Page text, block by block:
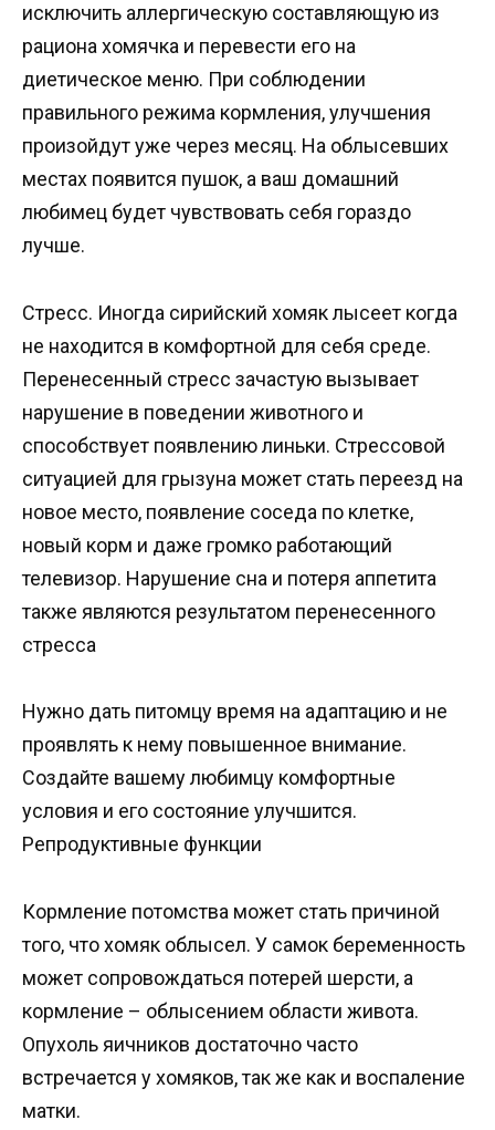
исключить аллергическую составляющую из
рациона хомячка и перевести его на
диетическое меню. При соблюдении
правильного режима кормления, улучшения
произойдут уже через месяц. На облысевших
местах появится пушок, а ваш домашний
любимец будет чувствовать себя гораздо
лучше.
Стресс. Иногда сирийский хомяк лысеет когда
не находится в комфортной для себя среде.
Перенесенный стресс зачастую вызывает
нарушение в поведении животного и
способствует появлению линьки. Стрессовой
ситуацией для грызуна может стать переезд на
новое место, появление соседа по клетке,
новый корм и даже громко работающий
телевизор. Нарушение сна и потеря аппетита
также являются результатом перенесенного
стресса
Нужно дать питомцу время на адаптацию и не
проявлять к нему повышенное внимание.
Создайте вашему любимцу комфортные
условия и его состояние улучшится.
Репродуктивные функции
Кормление потомства может стать причиной
того, что хомяк облысел. У самок беременность
может сопровождаться потерей шерсти, а
кормление – облысением области живота.
Опухоль яичников достаточно часто
встречается у хомяков, так же как и воспаление
матки.